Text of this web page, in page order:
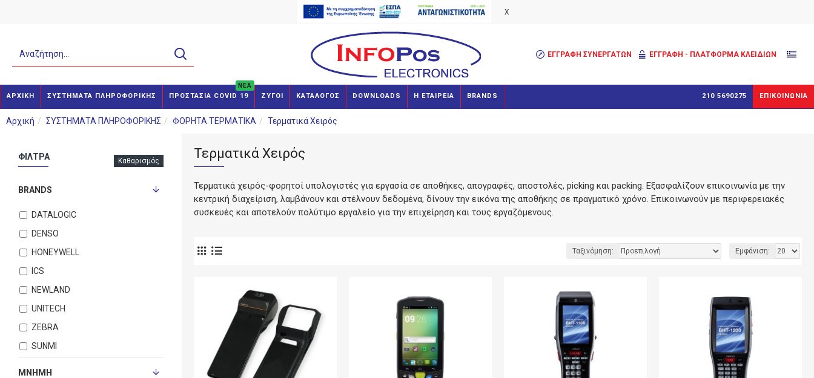
X
ΕΓΓΡΑΦΉ ΣΥΝΕΡΓΑΤΏΝ ΕΓΓΡΑΦΗ - ΠΛΑΤΦΟΡΜΑ ΚΛΕΙΔΙΩΝ
ΑΡΧΙΚΗ ΣΥΣΤΗΜΑΤΑ ΠΛΗΡΟΦΟΡΙΚΗΣ ΠΡΟΣΤΑΣΙΑ COVID 19
NEA
ΖΥΓΟΙ ΚΑΤΑΛΟΓΟΣ DOWNLOADS Η ΕΤΑΙΡΕΙΑ BRANDS 210 5690275 ΕΠΙΚΟΙΝΩΝΙΑ
Αρχική ΣΥΣΤΗΜΑΤΑ ΠΛΗΡΟΦΟΡΙΚΗΣ ΦΟΡΗΤΑ ΤΕΡΜΑΤΙΚΑ Τερματικά Χειρός
ΦΙΛΤΡΑ Καθαρισμός
BRANDS
DATALOGIC
DENSO
HONEYWELL
ICS
NEWLAND
UNITECH
ZEBRA
SUNMI
ΜΝΉΜΗ
Τερματικά Χειρός
Τερματικά χειρός-φορητοί υπολογιστές για εργασία σε αποθήκες, απογραφές, αποστολές, picking και packing. Εξασφαλίζουν επικοινωνία με την
κεντρική διαχείριση, λαμβάνουν και στέλνουν δεδομένα, δίνουν την εικόνα της αποθήκης σε πραγματικό χρόνο. Επικοινωνούν με περιφερειακές
συσκευές και αποτελούν πολύτιμο εργαλείο για την επιχείρηση και τους εργαζόμενους.
Ταξινόμηση: Εμφάνιση: